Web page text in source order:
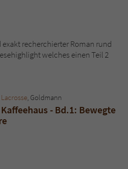
recherchierter Roman rund
welches einen Teil 2
, Goldmann
- Bd.1: Bewegte